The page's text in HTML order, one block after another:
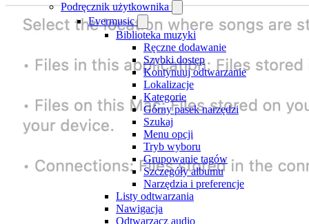
Podręcznik użytkownika
Evermusic
Biblioteka muzyki
Ręczne dodawanie
Szybki dostęp
Kontynuuj odtwarzanie
Lokalizacje
Kategorie
Górny pasek narzędzi
Szukaj
Menu opcji
Tryb wyboru
Grupowanie tagów
Szczegóły albumu
Narzędzia i preferencje
Listy odtwarzania
Nawigacja
Odtwarzacz audio